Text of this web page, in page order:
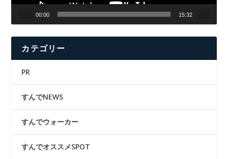
00:00 15:32
カテゴリー
PR
すんでNEWS
すんでウォーカー
すんでオススメSPOT